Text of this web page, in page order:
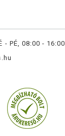
- PÉ, 08:00 - 16:00